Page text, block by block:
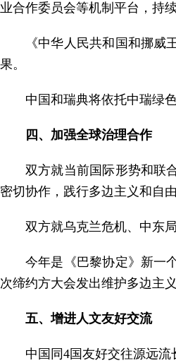
业合作委员会等机制平台，持
《中华人民共和国和挪
果。
中国和瑞典将依托中瑞绿
四、加强全球治理合作
双方就当前国际形势和联
密切协作，践行多边主义和自
双方就乌克兰危机、中东
今年是《巴黎协定》新一
次缔约方大会发出维护多边主
五、增进人文友好交流
中国同4国友好交往源远